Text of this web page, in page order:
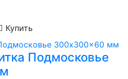
Купить
Подмосковье